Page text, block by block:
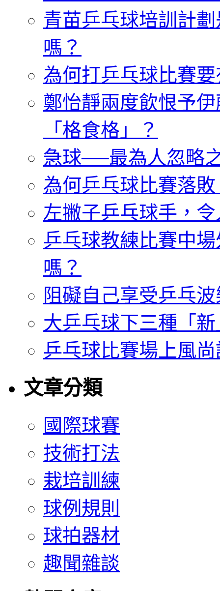
青苗乒乓球培訓計
嗎？
為何打乒乓球比賽
鄭怡靜兩度飲恨予
「格食格」？
急球──最為人忽略
為何乒乓球比賽落
左撇子乒乓球手，
乒乓球教練比賽中
嗎？
阻礙自己享受乒乓
大乒乓球下三種「
乒乓球比賽場上風
文章分類
國際球賽
技術打法
栽培訓練
球例規則
球拍器材
趣聞雜談